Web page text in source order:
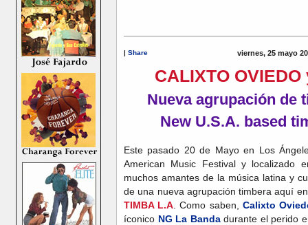
Share viernes, 25 mayo
CALIXTO
Nueva agrupación de
New U.S.A. based
Este pasado 20 de Mayo en Los
American Music Festival y
muchos amantes de la música latina y
de una nueva agrupación timbera aquí
TIMBA L.A . Como saben, Calixto
íconico NG La Bandadurante el perido